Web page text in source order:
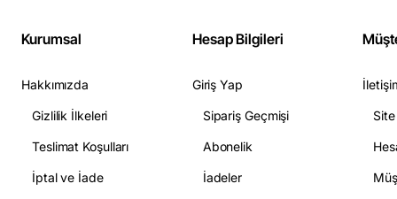
Kurumsal
Hakkımızda
Gizlilik İlkeleri
Teslimat Koşulları
İptal ve İade
Hesap Bilgileri
Giriş Yap
Sipariş Geçmişi
Abonelik
İadeler
Site